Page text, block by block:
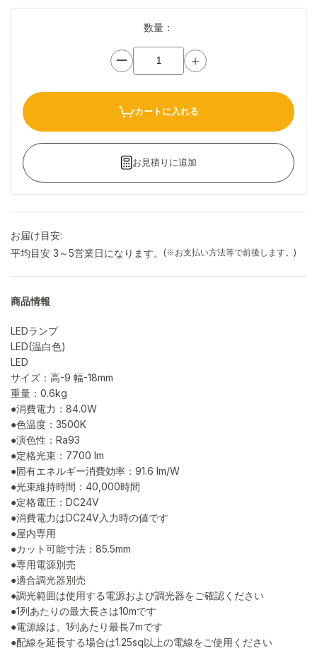
数量：
ー ＋
カートに入れる
お見積りに追加
お届け目安:
平均目安 3～5営業日になります。
(※お支払い方法等で前後します。)
商品情報
LEDランプ
LED(温白色)
LED
サイズ：高-9 幅-18mm
重量：0.6kg
●消費電力：84.0W
●色温度：3500K
●演色性：Ra93
●定格光束：7700 lm
●固有エネルギー消費効率：91.6 lm/W
●光束維持時間：40,000時間
●定格電圧：DC24V
●消費電力はDC24V入力時の値です
●屋内専用
●カット可能寸法：85.5mm
●専用電源別売
●適合調光器別売
●調光範囲は使用する電源および調光器をご確認ください
●1列あたりの最大長さは10mです
●電源線は、1列あたり最長7mです
●配線を延長する場合は1.25sq以上の電線をご使用ください